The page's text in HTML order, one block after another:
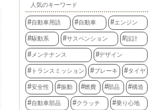
人気のキーワード
自動車用語 自動車 エンジン
駆動系 サスペンション 設計
メンテナンス デザイン
トランスミッション ブレーキ タイヤ
安全性 振動 燃費 部品 構造
自動車部品 クラッチ 乗り心地